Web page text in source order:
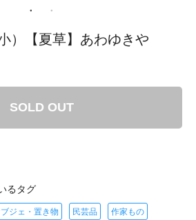
）【夏草】あわゆきや
SOLD OUT
るタグ
ジェ・置き物 民芸品 作家もの